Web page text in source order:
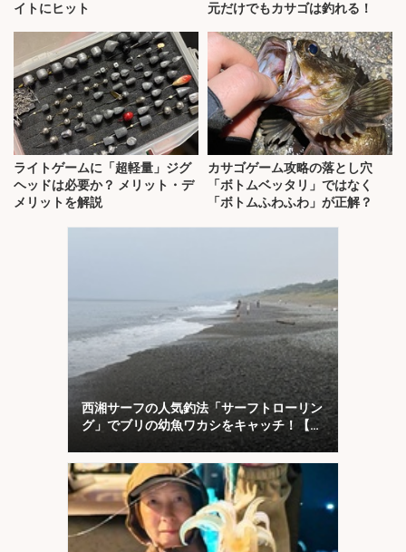
イトにヒット 元だけでもカサゴは釣れる！
ライトゲームに「超軽量」ジグ
ヘッドは必要か？ メリット・デ
メリットを解説
カサゴゲーム攻略の落とし穴
「ボトムベッタリ」ではなく
「ボトムふわふわ」が正解？
西湘サーフの人気釣法「サーフトローリン
グ」でブリの幼魚ワカシをキャッチ！【大